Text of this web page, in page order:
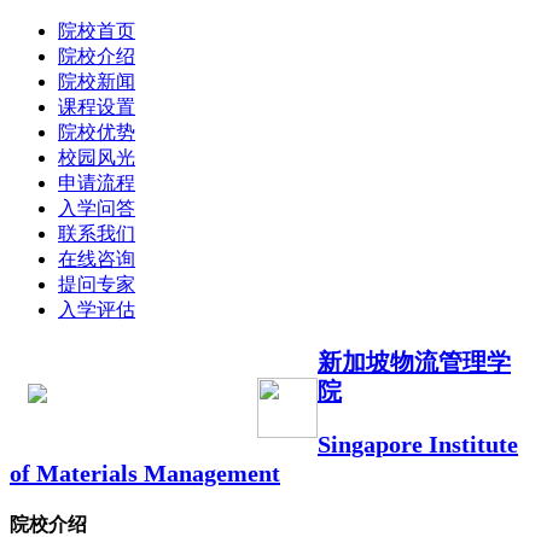
院校首页
院校介绍
院校新闻
课程设置
院校优势
校园风光
申请流程
入学问答
联系我们
在线咨询
提问专家
入学评估
新加坡物流管理学
院
Singapore Institute
of Materials Management
院校介绍